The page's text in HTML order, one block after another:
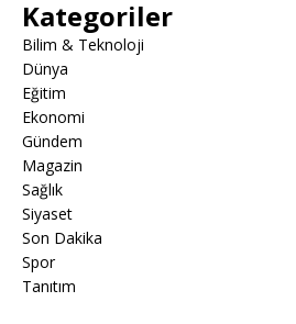
Kategoriler
Bilim & Teknoloji
Dünya
Eğitim
Ekonomi
Gündem
Magazin
Sağlık
Siyaset
Son Dakika
Spor
Tanıtım